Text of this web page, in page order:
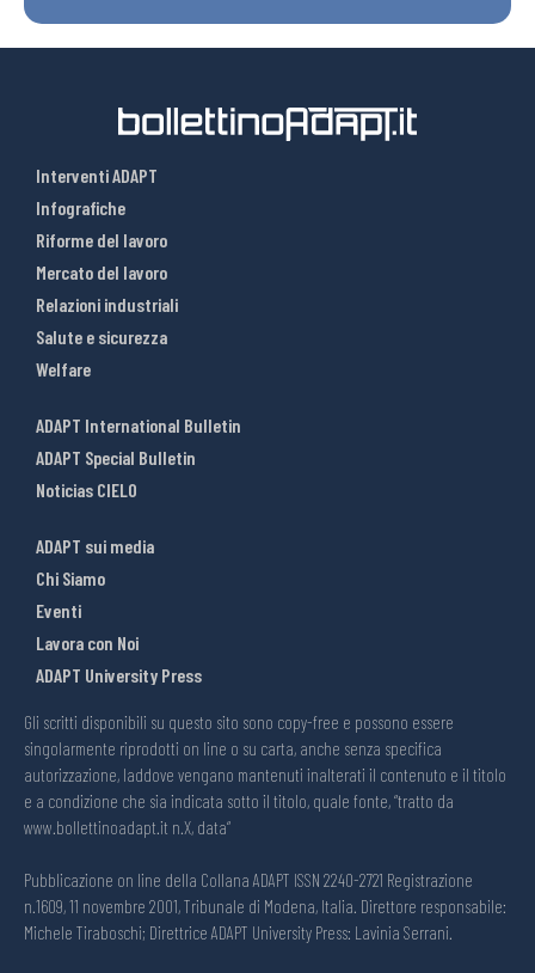
Interventi ADAPT
Infografiche
Riforme del lavoro
Mercato del lavoro
Relazioni industriali
Salute e sicurezza
Welfare
ADAPT International Bulletin
ADAPT Special Bulletin
Noticias CIELO
ADAPT sui media
Chi Siamo
Eventi
Lavora con Noi
ADAPT University Press
Gli scritti disponibili su questo sito sono copy-free e possono essere
singolarmente riprodotti on line o su carta, anche senza specifica
autorizzazione, laddove vengano mantenuti inalterati il contenuto e il titolo
e a condizione che sia indicata sotto il titolo, quale fonte, “tratto da
www.bollettinoadapt.it n.X, data“
Pubblicazione on line della Collana ADAPT ISSN 2240-2721 Registrazione
n.1609, 11 novembre 2001, Tribunale di Modena, Italia. Direttore responsabile:
Michele Tiraboschi; Direttrice ADAPT University Press: Lavinia Serrani.